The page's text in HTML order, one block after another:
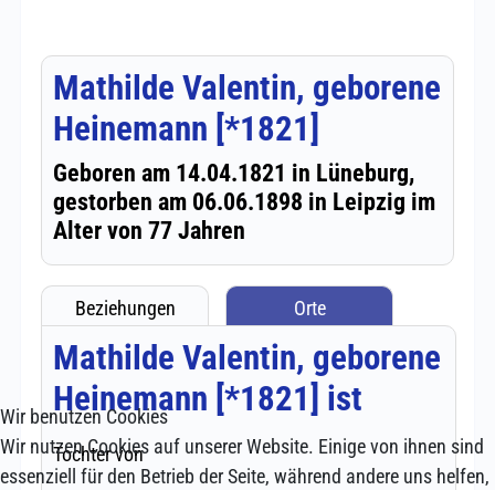
Wir benutzen Cookies
Wir nutzen Cookies auf unserer Website. Einige von ihnen sind
essenziell für den Betrieb der Seite, während andere uns helfen,